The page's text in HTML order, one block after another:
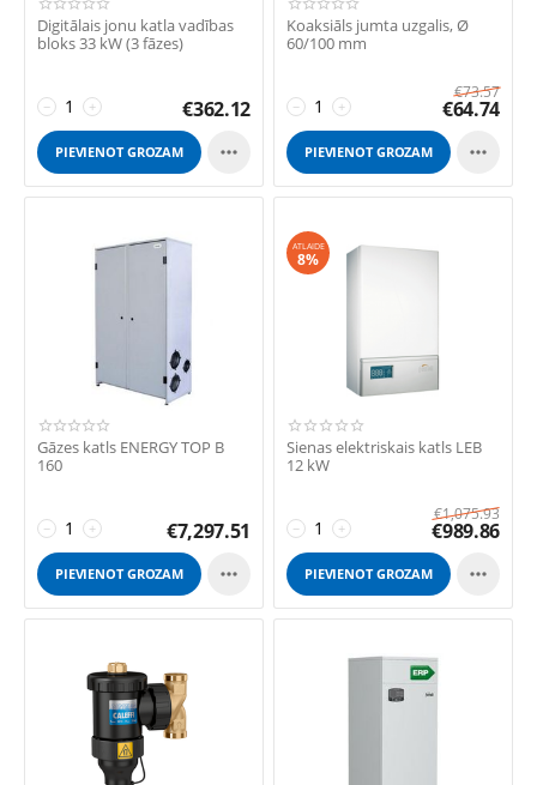
Digitālais jonu katla vadības
bloks 33 kW (3 fāzes)
+
− €362.12
PIEVIENOT GROZAM 
Koaksiāls jumta uzgalis, Ø
60/100 mm
+
−
€73.57
€64.74
PIEVIENOT GROZAM 
Gāzes katls ENERGY TOP B
160
+
− €7,297.51
PIEVIENOT GROZAM 
ATLAIDE
8%
Sienas elektriskais katls LEB
12 kW
+
−
€1,075.93
€989.86
PIEVIENOT GROZAM 